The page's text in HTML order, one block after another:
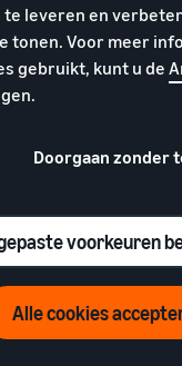
worden gesteld.
je nog
te leveren en
tonen. Voor meer
gebruikt, kunt u de
Doorgaan zonder
voorkeuren
Alle cookies